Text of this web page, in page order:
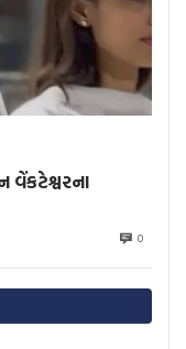
વેંકટેશ્વરના
0